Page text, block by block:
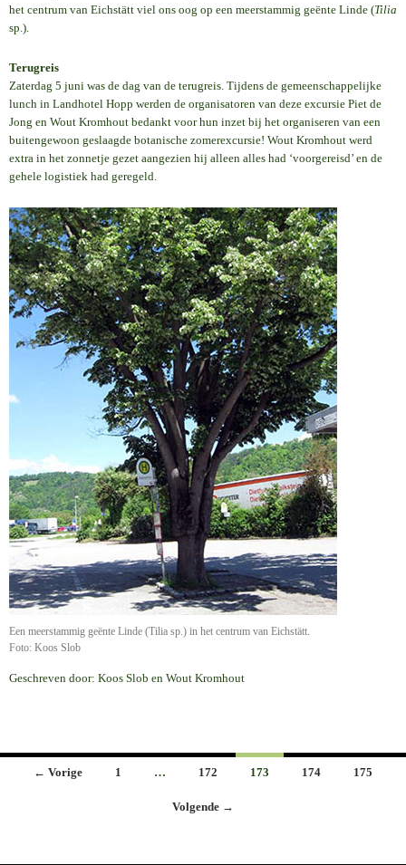
het centrum van Eichstätt viel ons oog op een meerstammig geënte Linde (Tilia
sp.).
Terugreis
Zaterdag 5 juni was de dag van de terugreis. Tijdens de gemeenschappelijke
lunch in Landhotel Hopp werden de organisatoren van deze excursie Piet de
Jong en Wout Kromhout bedankt voor hun inzet bij het organiseren van een
buitengewoon geslaagde botanische zomerexcursie! Wout Kromhout werd
extra in het zonnetje gezet aangezien hij alleen alles had ‘voorgereisd’ en de
gehele logistiek had geregeld.
Een meerstammig geënte Linde (Tilia sp.) in het centrum van Eichstätt.
Foto: Koos Slob
Geschreven door: Koos Slob en Wout Kromhout
Berichten
← Vorige 1 … 172 173 174 175
Volgende →